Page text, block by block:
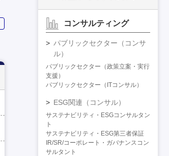
コンサルティング
パブリックセクター（コンサ
ル）
パブリックセクター（政策立案・実行
支援）
パブリックセクター（ITコンサル）
ESG関連（コンサル）
サステナビリティ・ESGコンサルタン
ト
サステナビリティ・ESG第三者保証
IR/SR/コーポレート・ガバナンスコン
サルタント